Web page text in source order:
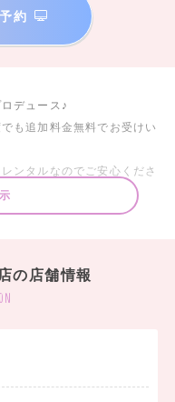
約
デュース♪
も追加料金無料でお受けい
ンタルなのでご安心くださ
ップの
の店舗情報